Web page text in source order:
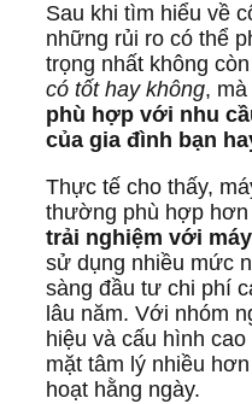
Sau khi tìm hiểu về
những rủi ro có thể
trọng nhất không
có tốt hay không, mà
phù hợp với nhu
của gia đình bạn
Thực tế cho thấy,
thường phù hợp
trải nghiệm với
sử dụng nhiều mức
sàng đầu tư chi phí
lâu năm. Với nhóm
hiệu và cấu hình
mặt tâm lý nhiều
hoạt hằng ngày.